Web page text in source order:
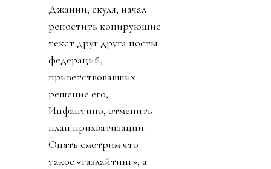
Джанни, скуля, начал
репостить копирующие
текст друг друга посты
федераций,
приветствовавших
решение его,
Инфантино, отменить
план прихватизации.
Опять смотрим что
такое «газлайтинг», а